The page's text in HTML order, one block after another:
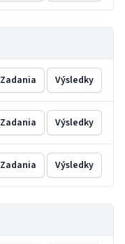
Zadania Výsledky
Zadania Výsledky
Zadania Výsledky